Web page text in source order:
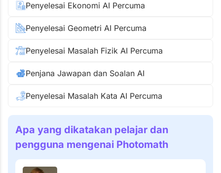
Penyelesai Ekonomi AI Percuma
Penyelesai Geometri AI Percuma
Penyelesai Masalah Fizik AI Percuma
Penjana Jawapan dan Soalan AI
Penyelesai Masalah Kata AI Percuma
Apa yang dikatakan pelajar dan
pengguna mengenai Photomath